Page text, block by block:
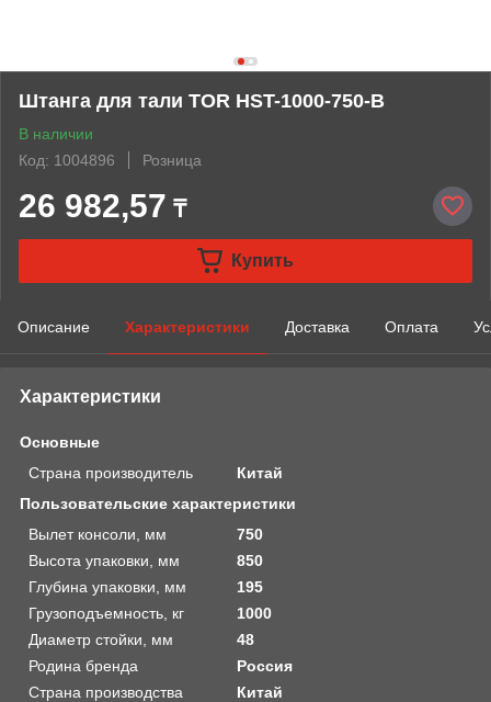
Штанга для тали TOR HST-1000-750-B
В наличии
Код: 1004896
Розница
26 982,57 ₸
Купить
Описание Характеристики Доставка Оплата
Характеристики
Основные
Страна производитель
Китай
Пользовательские характеристики
Вылет консоли, мм
750
Высота упаковки, мм
850
Глубина упаковки, мм
195
Грузоподъемность, кг
1000
Диаметр стойки, мм
48
Родина бренда
Россия
Страна производства
Китай